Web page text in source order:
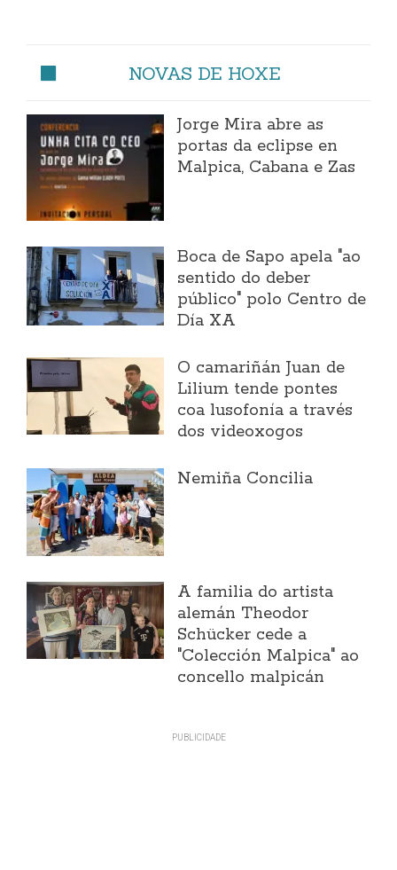
NOVAS DE HOXE
Jorge Mira abre as
portas da eclipse en
Malpica, Cabana e Zas
Boca de Sapo apela "ao
sentido do deber
público" polo Centro de
Día XA
O camariñán Juan de
Lilium tende pontes
coa lusofonía a través
dos videoxogos
Nemiña Concilia
A familia do artista
alemán Theodor
Schücker cede a
"Colección Malpica" ao
concello malpicán